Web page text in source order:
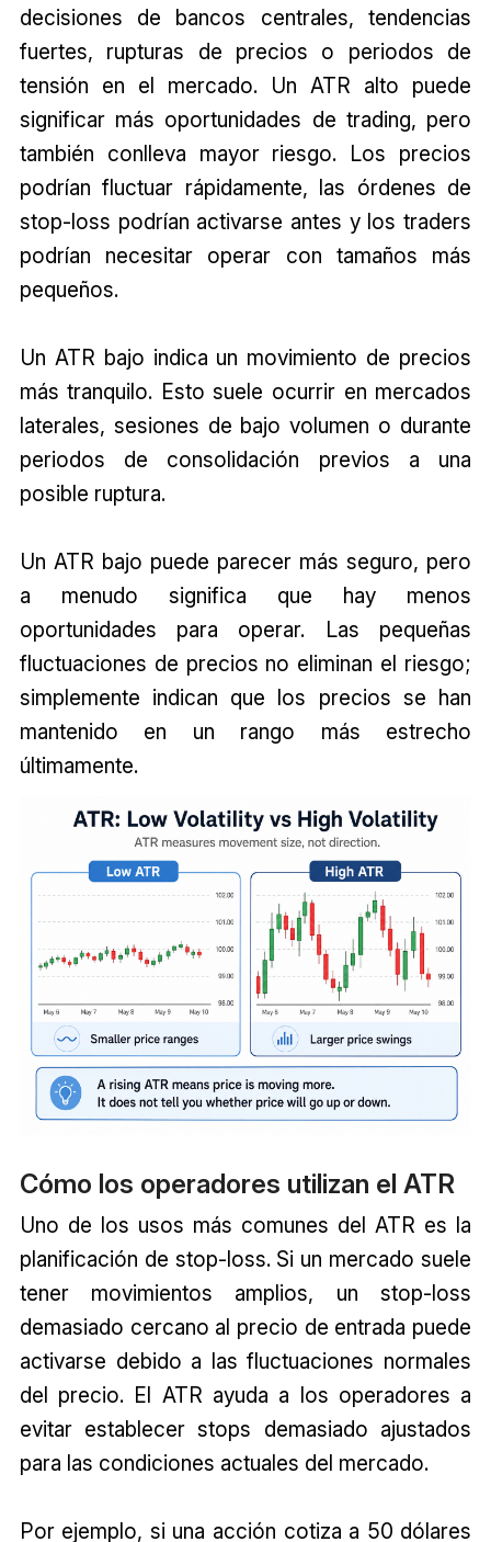
decisiones de bancos centrales, tendencias
fuertes, rupturas de precios o periodos de
tensión en el mercado. Un ATR alto puede
significar más oportunidades de trading, pero
también conlleva mayor riesgo. Los precios
podrían fluctuar rápidamente, las órdenes de
stop-loss podrían activarse antes y los traders
podrían necesitar operar con tamaños más
pequeños.
Un ATR bajo indica un movimiento de precios
más tranquilo. Esto suele ocurrir en mercados
laterales, sesiones de bajo volumen o durante
periodos de consolidación previos a una
posible ruptura.
Un ATR bajo puede parecer más seguro, pero
a menudo significa que hay menos
oportunidades para operar. Las pequeñas
fluctuaciones de precios no eliminan el riesgo;
simplemente indican que los precios se han
mantenido en un rango más estrecho
últimamente.
Cómo los operadores utilizan el ATR
Uno de los usos más comunes del ATR es la
planificación de stop-loss. Si un mercado suele
tener movimientos amplios, un stop-loss
demasiado cercano al precio de entrada puede
activarse debido a las fluctuaciones normales
del precio. El ATR ayuda a los operadores a
evitar establecer stops demasiado ajustados
para las condiciones actuales del mercado.
Por ejemplo, si una acción cotiza a 50 dólares